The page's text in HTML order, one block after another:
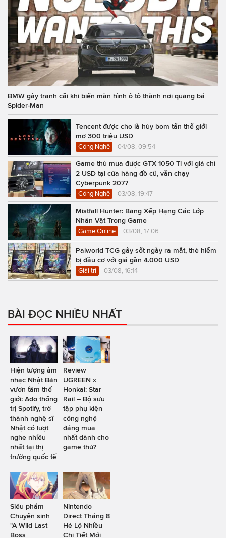
BMW gây tranh cãi khi biến màn hình ô tô thành nơi quảng bá
Spider-Man
Tencent được cho là hủy bom tấn thế giới
mở 300 triệu USD
Công Nghệ 04/08, 09:54
Game thủ mua được GTX 1050 Ti với giá chỉ
2 USD tại cửa hàng đồ cũ, vẫn chạy
Cyberpunk 2077
Công Nghệ 03/08, 19:47
Mistfall Hunter: Bảng Xếp Hạng Các Lớp
Nhân Vật Trong Game
Game Online 03/08, 17:06
Palworld TCG gây sốt ngày ra mắt, thẻ hiếm
bị đầu cơ với giá gần 4.000 USD
Giải trí 03/08, 16:14
BÀI ĐỌC NHIỀU NHẤT
Hiện tượng âm
nhạc Nhật Bản
vươn tầm thế
giới: Ado thống
trị Spotify, trở
thành nghệ sĩ
Nhật có lượt
nghe nhiều
nhất tại thị
trường quốc tế
Review
UGREEN x
Honkai: Star
Rail – Bộ sưu
tập phụ kiện
công nghệ
đáng mua
nhất dành cho
game thủ?
Siêu phẩm
Chuyển sinh
"A Wild Last
Boss
Nintendo
Direct Tháng 8
Hé Lộ Nhiều
Chi Tiết Mới